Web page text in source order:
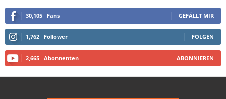
30,105 Fans GEFÄLLT MIR
1,762 Follower FOLGEN
2,665 Abonnenten ABONNIEREN